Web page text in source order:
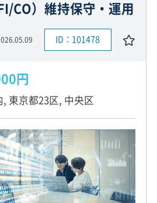
CO）維持保守・運用
ID：101478
円
, 東京都23区, 中央区